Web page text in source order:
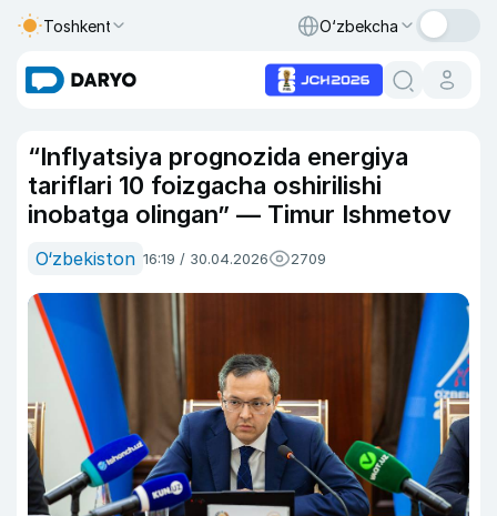
Toshkent O‘zbekcha
“Inflyatsiya prognozida energiya
tariflari 10 foizgacha oshirilishi
inobatga olingan” — Timur Ishmetov
O‘zbekiston 16:19 / 30.04.2026 2709